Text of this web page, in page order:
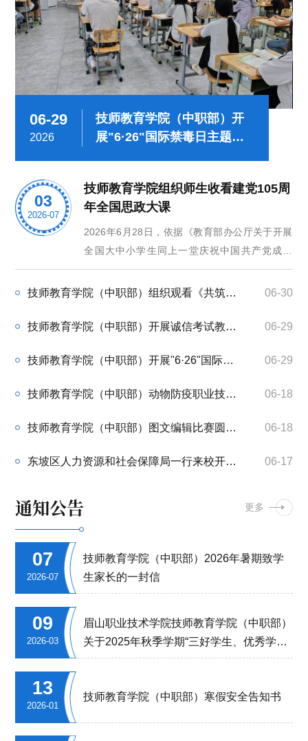
06-29
2026
技师教育学院（中职部）开
展"6·26"国际禁毒日主题班
03
2026-07
技师教育学院组织师生收看建党105周
年全国思政大课
2026年6月28日，依据《教育部办公厅关于开展
全国大中小学生同上一堂庆祝中国共产党成立
105周年“思政大课”的通知》要求，技师教育学院
组织师生线上集中收看专题思政大课。
技师教育学院（中职部）组织观看《共筑反诈“心”防线》全民反诈公开课 06-30
技师教育学院（中职部）开展诚信考试教育主题班会 06-29
技师教育学院（中职部）开展"6·26"国际禁毒日主题班会活动 06-29
技师教育学院（中职部）动物防疫职业技能大赛圆满结束 06-18
技师教育学院（中职部）图文编辑比赛圆满落幕 06-18
东坡区人力资源和社会保障局一行来校开展实训室安全及学生资助专项检查工作 06-17
通知公告 更多
07
2026-07
技师教育学院（中职部）2026年暑期致学
生家长的一封信
09
2026-03
眉山职业技术学院技师教育学院（中职部）
关于2025年秋季学期“三好学生、优秀学生
干部、优秀团员、优秀学生奖学金、先进班
公示
13
2026-01
技师教育学院（中职部）寒假安全告知书